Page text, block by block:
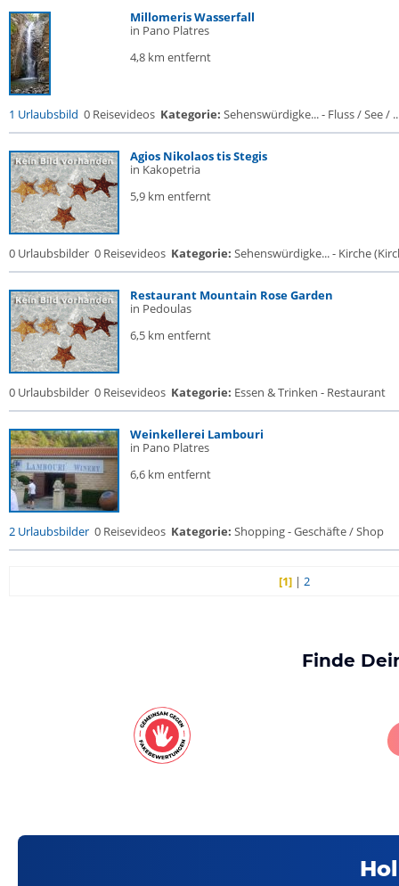
Millomeris Wasserfall
in Pano Platres
4,8 km entfernt
1 Urlaubsbild 0 Reisevideos Kategorie: Sehenswürdigke... - Fluss / See /
Agios Nikolaos tis Stegis
in Kakopetria
5,9 km entfernt
0 Urlaubsbilder 0 Reisevideos Kategorie: Sehenswürdigke... - Kirche
Restaurant Mountain Rose Garden
in Pedoulas
6,5 km entfernt
0 Urlaubsbilder 0 Reisevideos Kategorie: Essen & Trinken - Restaurant
Weinkellerei Lambouri
in Pano Platres
6,6 km entfernt
2 Urlaubsbilder 0 Reisevideos Kategorie: Shopping - Geschäfte / Shop
[1] |2
Finde